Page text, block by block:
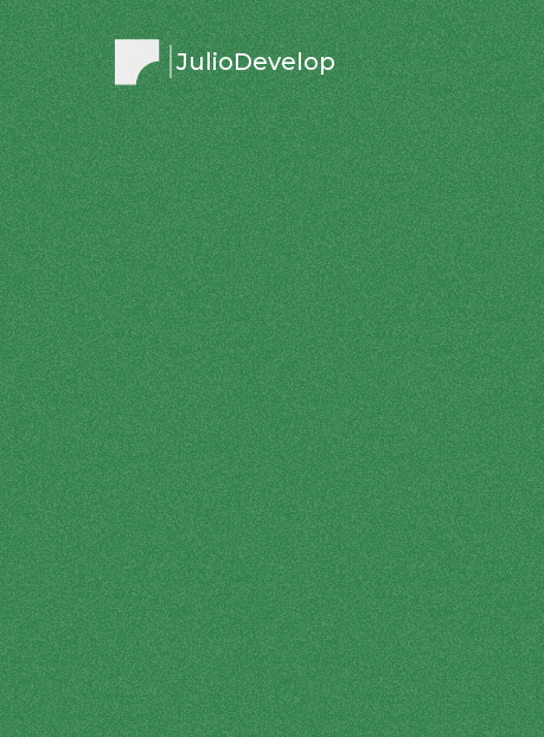
JulioDevelop